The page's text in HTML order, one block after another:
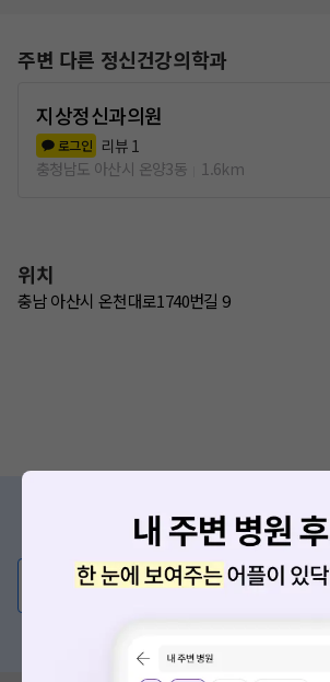
주변 다른 정신건강의학과
지상정신과의원
로그인 리뷰 1
충청남도 아산시 온양3동
1.6km
위치
충남 아산시 온천대로1740번길 9
증상/치료, 궁금한 점이
의사가 직접 답해드려요!
💬 무엇이든 물어보세요